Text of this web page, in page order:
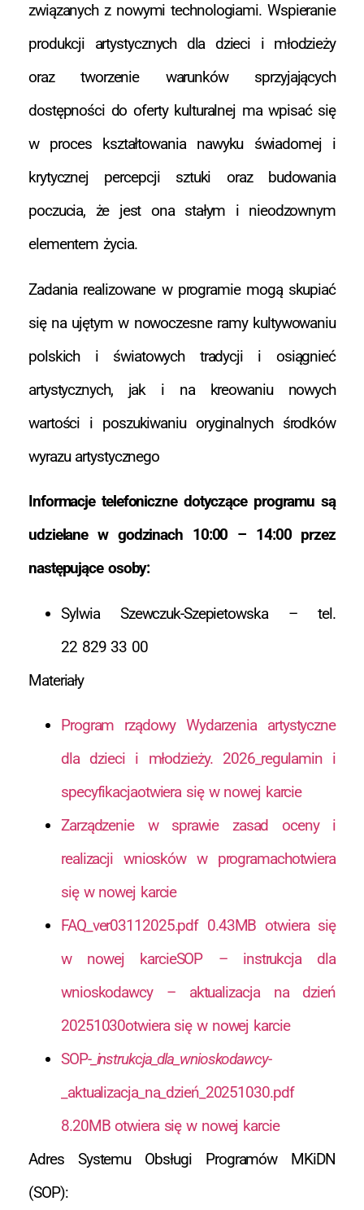
związanych z nowymi technologiami. Wspieranie
produkcji artystycznych dla dzieci i młodzieży
oraz tworzenie warunków sprzyjających
dostępności do oferty kulturalnej ma wpisać się
w proces kształtowania nawyku świadomej i
krytycznej percepcji sztuki oraz budowania
poczucia, że jest ona stałym i nieodzownym
elementem życia.
Zadania realizowane w programie mogą skupiać
się na ujętym w nowoczesne ramy kultywowaniu
polskich i światowych tradycji i osiągnieć
artystycznych, jak i na kreowaniu nowych
wartości i poszukiwaniu oryginalnych środków
wyrazu artystycznego
Informacje telefoniczne dotyczące programu są
udzielane w godzinach 10:00 – 14:00 przez
następujące osoby:
Sylwia Szewczuk-Szepietowska – tel.
22 829 33 00
Materiały
Program rządowy Wydarzenia artystyczne
dla dzieci i młodzieży. 2026​_regulamin i
specyfikacjaotwiera się w nowej karcie
Zarządzenie w sprawie zasad oceny i
realizacji wniosków w programachotwiera
się w nowej karcie
FAQ​_ver03112025.pdf 0.43MB otwiera się
w nowej karcieSOP – instrukcja dla
wnioskodawcy – aktualizacja na dzień
20251030otwiera się w nowej karcie
SOP​-​_instrukcja​_dla​_wnioskodawcy​-​
_aktualizacja​_na​_dzień​_20251030.pdf
8.20MB otwiera się w nowej karcie
Adres Systemu Obsługi Programów MKiDN
(SOP):